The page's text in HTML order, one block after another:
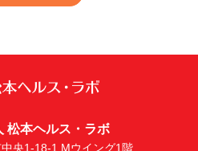
松本ヘルス・ラボ
央1-18-1 Mウイング1階